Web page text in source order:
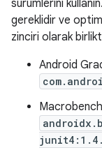
sürümlerini
gereklidir ve
zinciri olarak
Android